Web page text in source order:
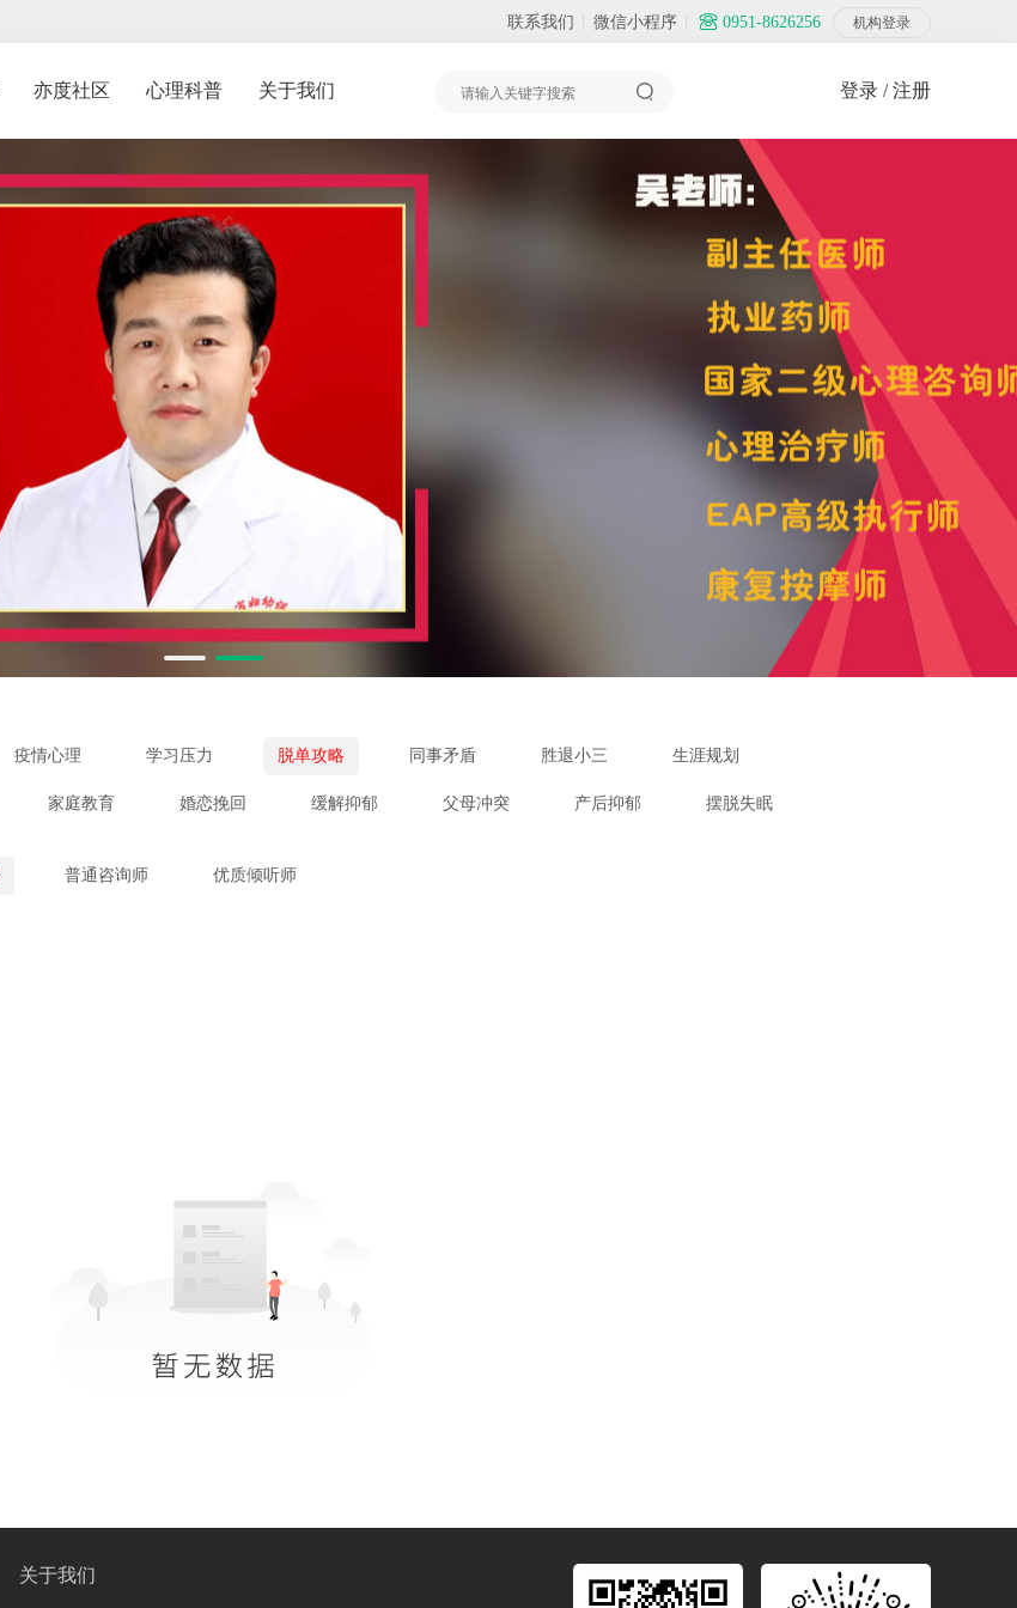
联系我们 微信小程序 0951-8626256 机构登录
亦度社区 心理科普 关于我们 登录 / 注册
疫情心理 学习压力 脱单攻略 同事矛盾 胜退小三 生涯规划
家庭教育 婚恋挽回 缓解抑郁 父母冲突 产后抑郁 摆脱失眠
普通咨询师 优质倾听师
关于我们